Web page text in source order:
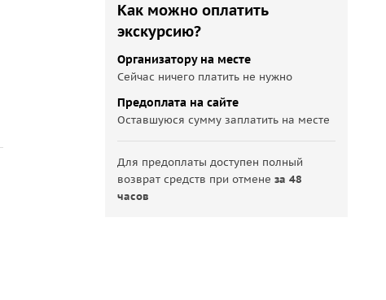
Как можно оплатить
экскурсию?
Организатору на месте
Сейчас ничего платить не нужно
Предоплата на сайте
Оставшуюся сумму заплатить на месте
Для предоплаты доступен полный
возврат средств при отменеза 48
часов